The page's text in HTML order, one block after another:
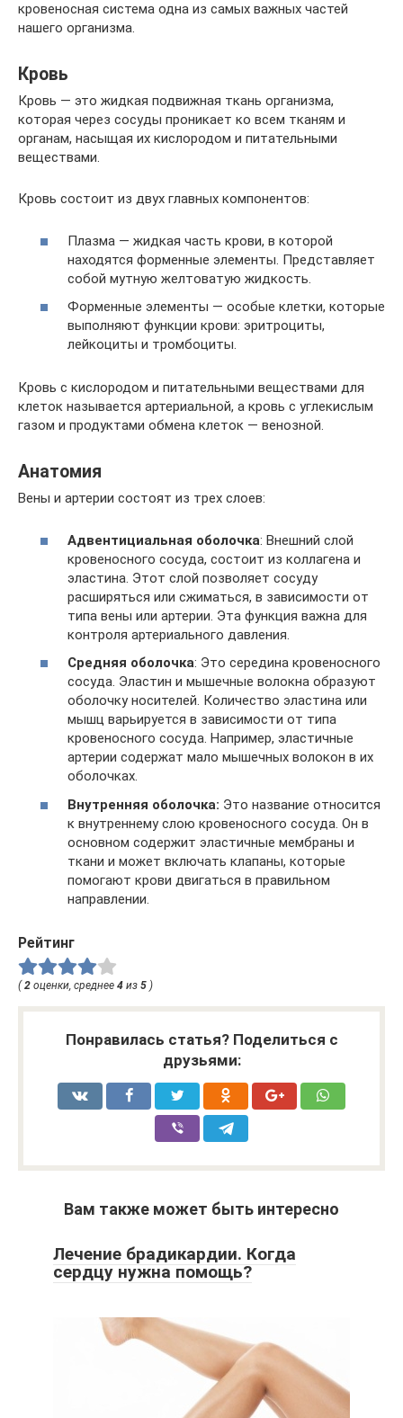
кровеносная система одна из самых важных частей
нашего организма.
Кровь
Кровь — это жидкая подвижная ткань организма,
которая через сосуды проникает ко всем тканям и
органам, насыщая их кислородом и питательными
веществами.
Кровь состоит из двух главных компонентов:
Плазма — жидкая часть крови, в которой
находятся форменные элементы. Представляет
собой мутную желтоватую жидкость.
Форменные элементы — особые клетки, которые
выполняют функции крови: эритроциты,
лейкоциты и тромбоциты.
Кровь с кислородом и питательными веществами для
клеток называется артериальной, а кровь с углекислым
газом и продуктами обмена клеток — венозной.
Анатомия
Вены и артерии состоят из трех слоев:
Адвентициальная оболочка: Внешний слой
кровеносного сосуда, состоит из коллагена и
эластина. Этот слой позволяет сосуду
расширяться или сжиматься, в зависимости от
типа вены или артерии. Эта функция важна для
контроля артериального давления.
Средняя оболочка: Это середина кровеносного
сосуда. Эластин и мышечные волокна образуют
оболочку носителей. Количество эластина или
мышц варьируется в зависимости от типа
кровеносного сосуда. Например, эластичные
артерии содержат мало мышечных волокон в их
оболочках.
Внутренняя оболочка: Это название относится
к внутреннему слою кровеносного сосуда. Он в
основном содержит эластичные мембраны и
ткани и может включать клапаны, которые
помогают крови двигаться в правильном
направлении.
Рейтинг
(2 оценки, среднее 4 из 5 )
Понравилась статья? Поделиться с
друзьями:
Вам также может быть интересно
Лечение брадикардии. Когда
сердцу нужна помощь?